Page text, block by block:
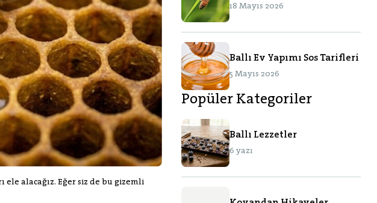
ele alacağız. Eğer siz de bu gizemli
18 Mayıs 2026
Ballı Ev Yapımı Sos Tarifleri
5 Mayıs 2026
Popüler Kategoriler
Ballı Lezzetler
6 yazı